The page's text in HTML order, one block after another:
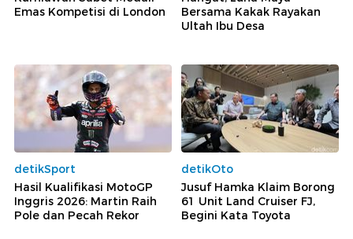
Emas Kompetisi di London
Bersama Kakak Rayakan
Ultah Ibu Desa
detikSport
Hasil Kualifikasi MotoGP
Inggris 2026: Martin Raih
Pole dan Pecah Rekor
detikOto
Jusuf Hamka Klaim Borong
61 Unit Land Cruiser FJ,
Begini Kata Toyota